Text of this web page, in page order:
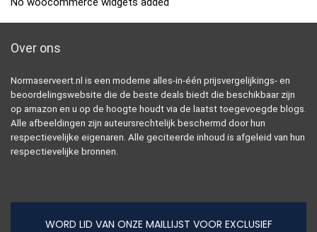
Over ons
Normaserveert.nl is een moderne alles-in-één prijsvergelijkings- en
beoordelingswebsite die de beste deals biedt die beschikbaar zijn
op amazon en u op de hoogte houdt via de laatst toegevoegde blogs.
Alle afbeeldingen zijn auteursrechtelijk beschermd door hun
respectievelijke eigenaren. Alle geciteerde inhoud is afgeleid van hun
respectievelijke bronnen.
WORD LID VAN ONZE MAILLIJST VOOR EXCLUSIEF